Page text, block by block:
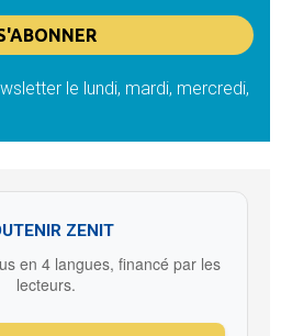
le lundi, mardi, mercredi,
ZENIT
en 4 langues, financé par les
lecteurs.